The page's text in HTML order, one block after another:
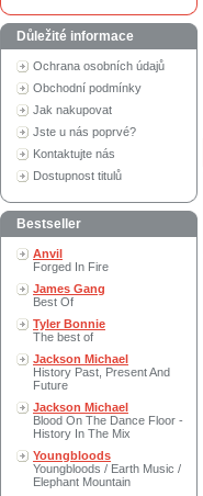
Důležité informace
Ochrana osobních údajů
Obchodní podmínky
Jak nakupovat
Jste u nás poprvé?
Kontaktujte nás
Dostupnost titulů
Bestseller
Anvil
Forged In Fire
James Gang
Best Of
Tyler Bonnie
The best of
Jackson Michael
History Past, Present And
Future
Jackson Michael
Blood On The Dance Floor -
History In The Mix
Youngbloods
Youngbloods / Earth Music /
Elephant Mountain